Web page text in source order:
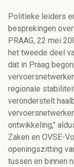
Politieke leiders
besprekingen
PRAAG, 22 mei
het tweede deel
dat in Praag
regionale
veronderstelt
ontwikkeling,"
Zaken en OVSE-
openingszitting
tussen en binnen